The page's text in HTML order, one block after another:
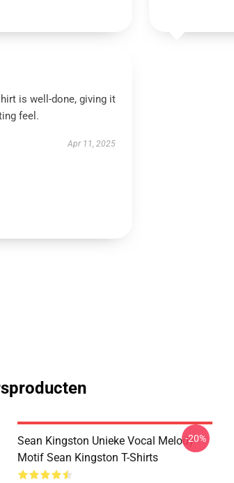
is well-done, giving it
feel.
Apr 11, 2025
Sean Kingston Unieke Vocal Melody
Motif Sean Kingston T-Shirts
-20%